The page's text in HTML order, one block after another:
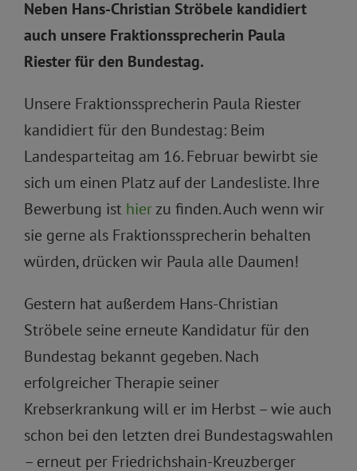
Neben Hans-Christian Ströbele kandidiert
auch unsere Fraktionssprecherin Paula
Riester für den Bundestag.
Unsere Fraktionssprecherin Paula Riester
kandidiert für den Bundestag: Beim
Landesparteitag am 16. Februar bewirbt sie
sich um einen Platz auf der Landesliste. Ihre
Bewerbung ist hierzu finden. Auch wenn wir
sie gerne als Fraktionssprecherin behalten
würden, drücken wir Paula alle Daumen!
Gestern hat außerdem Hans-Christian
Ströbele seine erneute Kandidatur für den
Bundestag bekannt gegeben. Nach
erfolgreicher Therapie seiner
Krebserkrankung will er im Herbst – wie auch
schon bei den letzten drei Bundestagswahlen
– erneut per Friedrichshain-Kreuzberger